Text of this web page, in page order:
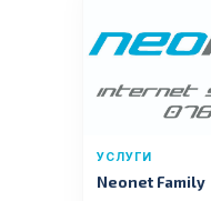
УСЛУГИ
Neonet Family